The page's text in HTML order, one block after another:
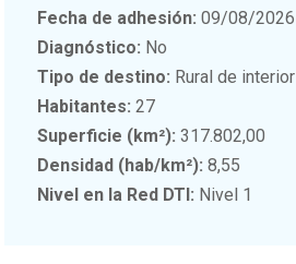
Fecha de adhesión: 09/08/2026
Diagnóstico: No
Tipo de destino: Rural de interior
Habitantes: 27
Superficie (km²): 317.802,00
Densidad (hab/km²): 8,55
Nivel en la Red DTI: Nivel 1